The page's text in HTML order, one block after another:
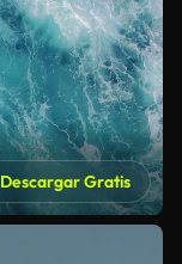
Descargar Gratis